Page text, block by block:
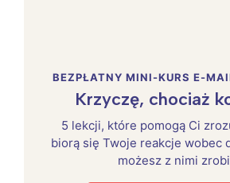
BEZPŁATNY MINI-KURS E-
Krzyczę, chociaż
5 lekcji, które pomogą Ci
biorą się Twoje reakcje wobec
możesz z nimi